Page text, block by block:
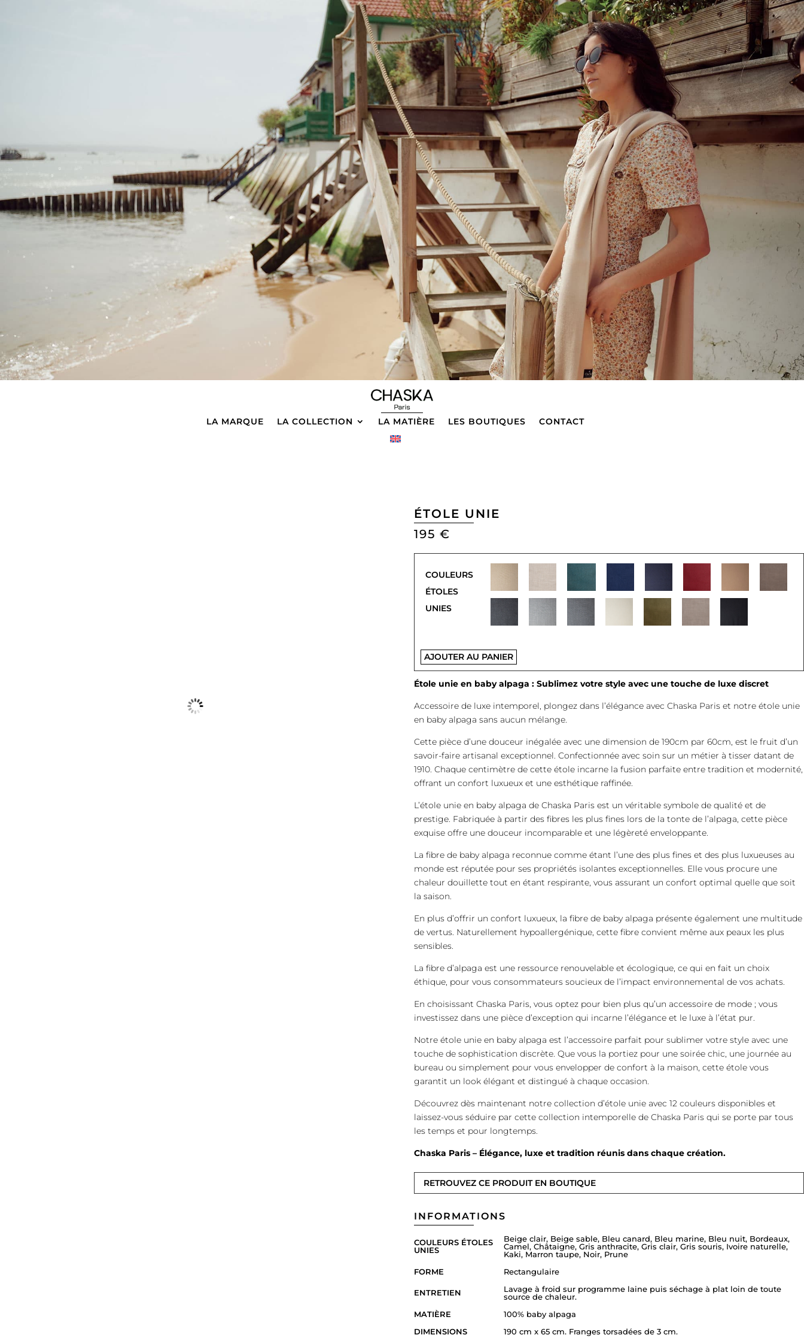
LA MARQUE LA COLLECTION LA MATIÈRE LES BOUTIQUES CONTACT
ÉTOLE UNIE
195€
COULEURS
ÉTOLES
UNIES
AJOUTER AU PANIER
Étole unie en baby alpaga : Sublimez votre style avec une touche de luxe discret
Accessoire de luxe intemporel, plongez dans l’élégance avec Chaska Paris et notre étole unie
en baby alpaga sans aucun mélange.
Cette pièce d’une douceur inégalée avec une dimension de 190cm par 60cm, est le fruit d’un
savoir-faire artisanal exceptionnel. Confectionnée avec soin sur un métier à tisser datant de
1910. Chaque centimètre de cette étole incarne la fusion parfaite entre tradition et modernité,
offrant un confort luxueux et une esthétique raffinée.
L’étole unie en baby alpaga de Chaska Paris est un véritable symbole de qualité et de
prestige. Fabriquée à partir des fibres les plus fines lors de la tonte de l’alpaga, cette pièce
exquise offre une douceur incomparable et une légèreté enveloppante.
La fibre de baby alpaga reconnue comme étant l’une des plus fines et des plus luxueuses au
monde est réputée pour ses propriétés isolantes exceptionnelles. Elle vous procure une
chaleur douillette tout en étant respirante, vous assurant un confort optimal quelle que soit
la saison.
En plus d’offrir un confort luxueux, la fibre de baby alpaga présente également une multitude
de vertus. Naturellement hypoallergénique, cette fibre convient même aux peaux les plus
sensibles.
La fibre d’alpaga est une ressource renouvelable et écologique, ce qui en fait un choix
éthique, pour vous consommateurs soucieux de l’impact environnemental de vos achats.
En choisissant Chaska Paris, vous optez pour bien plus qu’un accessoire de mode ; vous
investissez dans une pièce d’exception qui incarne l’élégance et le luxe à l’état pur.
Notre étole unie en baby alpaga est l’accessoire parfait pour sublimer votre style avec une
touche de sophistication discrète. Que vous la portiez pour une soirée chic, une journée au
bureau ou simplement pour vous envelopper de confort à la maison, cette étole vous
garantit un look élégant et distingué à chaque occasion.
Découvrez dès maintenant notre collection d’étole unie avec 12 couleurs disponibles et
laissez-vous séduire par cette collection intemporelle de Chaska Paris qui se porte par tous
les temps et pour longtemps.
Chaska Paris – Élégance, luxe et tradition réunis dans chaque création.
RETROUVEZ CE PRODUIT EN BOUTIQUE
INFORMATIONS
COULEURS ÉTOLES
UNIES
Beige clair, Beige sable, Bleu canard, Bleu marine, Bleu nuit, Bordeaux,
Camel, Châtaigne, Gris anthracite, Gris clair, Gris souris, Ivoire naturelle,
Kaki, Marron taupe, Noir, Prune
FORME
Rectangulaire
ENTRETIEN
Lavage à froid sur programme laine puis séchage à plat loin de toute
source de chaleur.
MATIÈRE
100% baby alpaga
DIMENSIONS
190 cm x 65 cm. Franges torsadées de 3 cm.